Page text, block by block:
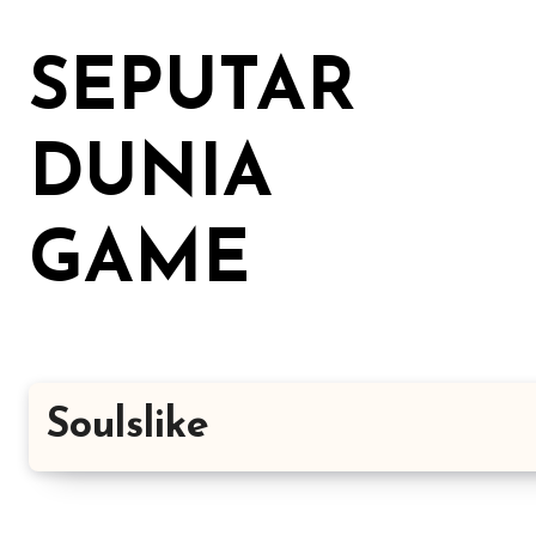
kontenSEPUTAR
DUNIA
GAME
Soulslike